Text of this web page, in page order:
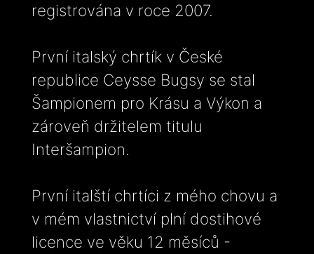
registrována v roce 2007.
První italský chrtík v České
republice Ceysse Bugsy se stal
Šampionem pro Krásu a Výkon a
zároveň držitelem titulu
Interšampion.
První italští chrtíci z mého chovu a
v mém vlastnictví plní dostihové
licence ve věku 12 měsíců -